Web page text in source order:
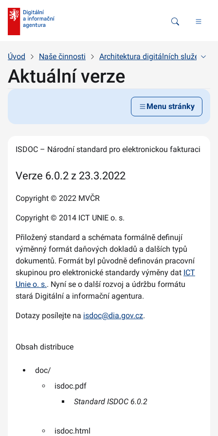
Vyhledávání
Úvod Naše činnosti Architektura digitálních služeb
Aktuální verze
Menu stránky
ISDOC – Národní standard pro elektronickou fakturaci
Verze 6.0.2 z 23.3.2022
Copyright © 2022 MVČR
Copyright © 2014 ICT UNIE o. s.
Přiložený standard a schémata formálně definují
výměnný formát daňových dokladů a dalších typů
dokumentů. Formát byl původně definován pracovní
skupinou pro elektronické standardy výměny dat ICT
Unie o. s.. Nyní se o další rozvoj a údržbu formátu
stará Digitální a informační agentura.
Dotazy posílejte na isdoc@dia.gov.cz.
Obsah distribuce
doc/
isdoc.pdf
Standard ISDOC 6.0.2
isdoc.html